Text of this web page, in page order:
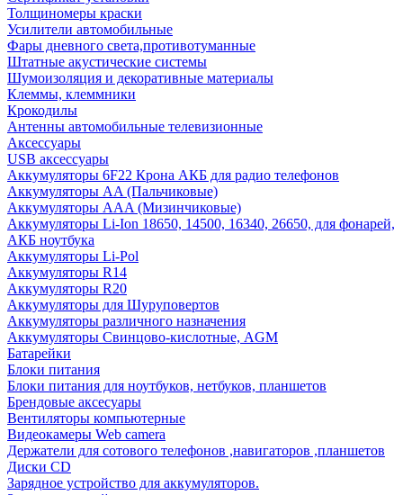
Толщиномеры краски
Усилители автомобильные
Фары дневного света,противотуманные
Штатные акустические системы
Шумоизоляция и декоративные материалы
Клеммы, клеммники
Крокодилы
Антенны автомобильные телевизионные
Аксессуары
USB аксессуары
Аккумуляторы 6F22 Крона АКБ для радио телефонов
Аккумуляторы AA (Пальчиковые)
Аккумуляторы AAA (Мизинчиковые)
Аккумуляторы Li-Ion 18650, 14500, 16340, 26650, для фонарей,
АКБ ноутбука
Аккумуляторы Li-Pol
Аккумуляторы R14
Аккумуляторы R20
Аккумуляторы для Шуруповертов
Аккумуляторы различного назначения
Аккумуляторы Свинцово-кислотные, AGM
Батарейки
Блоки питания
Блоки питания для ноутбуков, нетбуков, планшетов
Брендовые аксесуары
Вентиляторы компьютерные
Видеокамеры Web camera
Держатели для сотового телефонов ,навигаторов ,планшетов
Диски CD
Зарядное устройство для аккумуляторов.